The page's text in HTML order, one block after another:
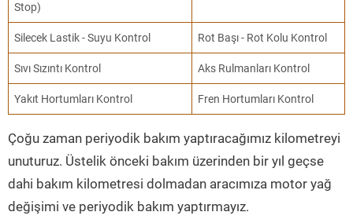
Stop)
Silecek Lastik - Suyu Kontrol Rot Başı - Rot Kolu Kontrol
Sıvı Sızıntı Kontrol Aks Rulmanları Kontrol
Yakıt Hortumları Kontrol Fren Hortumları Kontrol
Çoğu zaman periyodik bakım yaptıracağımız kilometreyi
unuturuz. Üstelik önceki bakım üzerinden bir yıl geçse
dahi bakım kilometresi dolmadan aracımıza motor yağ
değişimi ve periyodik bakım yaptırmayız.